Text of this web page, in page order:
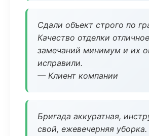
Сдали объект строго по
Качество отделки
замечаний минимум и их
исправили.
— Клиент компании
Бригада аккуратная,
свой, ежевечерняя уборка.